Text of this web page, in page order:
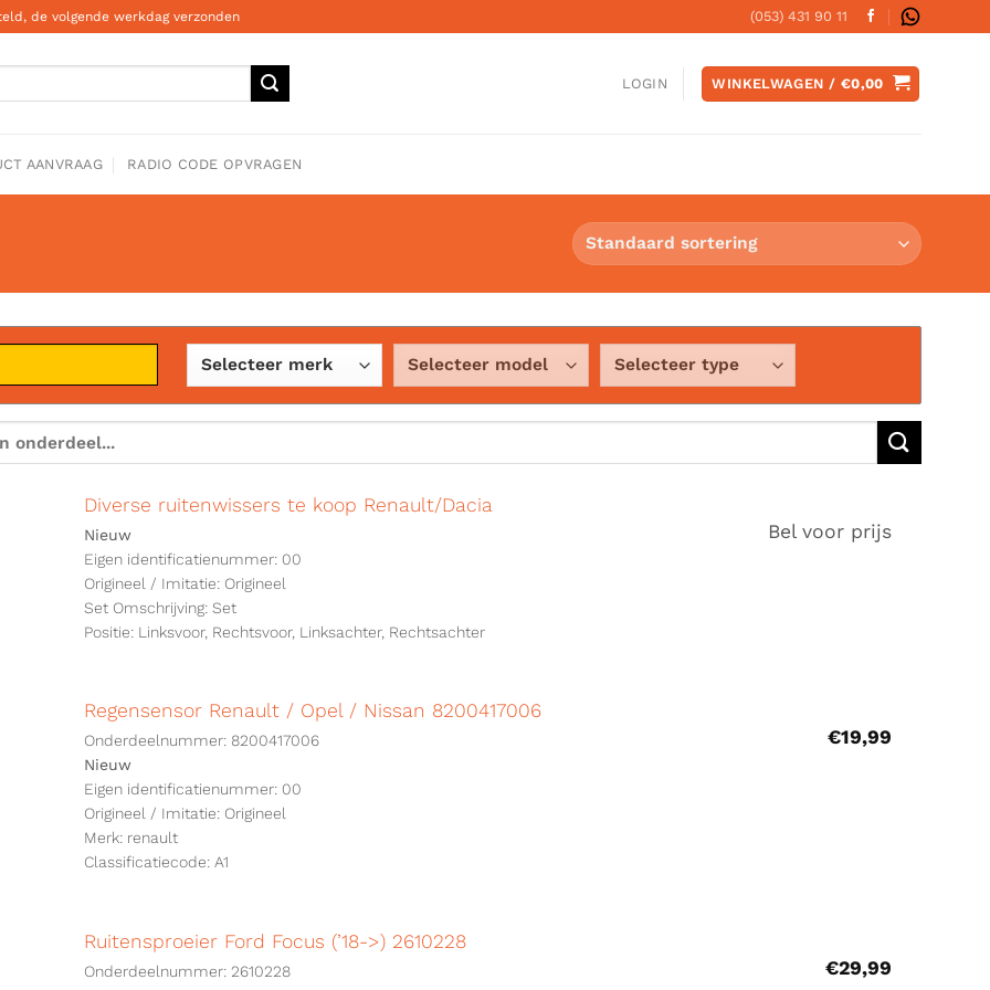
de volgende werkdag verzonden (053) 431 90 11
LOGIN WINKELWAGEN / €0,00
AANVRAAG RADIO CODE OPVRAGEN
Diverse ruitenwissers te koop Renault/Dacia
Bel voor prijs
Nieuw
Eigen identificatienummer: 00
Origineel / Imitatie: Origineel
Set Omschrijving: Set
Positie: Linksvoor, Rechtsvoor, Linksachter, Rechtsachter
Regensensor Renault / Opel / Nissan 8200417006
€19,99
Onderdeelnummer: 8200417006
Nieuw
Eigen identificatienummer: 00
Origineel / Imitatie: Origineel
Merk: renault
Classificatiecode: A1
Ruitensproeier Ford Focus (’18->) 2610228
€29,99
Onderdeelnummer: 2610228